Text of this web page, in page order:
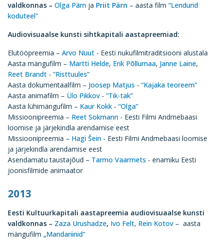
valdkonnas – Olga Pärn ja Priit Pärn – aasta film “Lendurid
koduteel"
Audiovisuaalse kunsti sihtkapitali aastapreemiad:
Elutööpreemia – Arvo Nuut - Eesti nukufilmitraditsiooni alustala
Aasta mängufilm – Martti Helde, Erik Põllumaa, Janne Laine,
Reet Brandt - “Risttuules”
Aasta dokumentaalfilm – Joosep Matjus - “Kajaka teoreem”
Aasta animafilm – Ülo Pikkov - “Tik-tak”
Aasta lühimängufilm – Kaur Kokk - “Olga”
Missioonipreemia – Reet Sokmann - Eesti Filmi Andmebaasi
loomise ja järjekindla arendamise eest
Missioonipreemia – Hagi Šein - Eesti Filmi Andmebaasi loomise
ja järjekindla arendamise eest
Asendamatu taustajõud – Tarmo Vaarmets - enamiku Eesti
joonisfilmide animaator
2013
Eesti Kultuurkapitali aastapreemia audiovisuaalse kunsti
valdkonnas – Zaza Urushadze, Ivo Felt, Rein Kotov – aasta
mängufilm „Mandariinid“